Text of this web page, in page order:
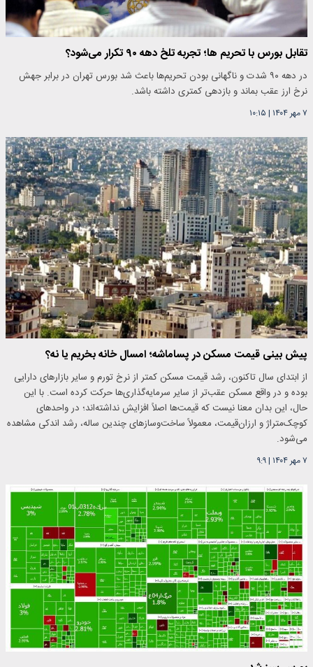
تقابل بورس با تحریم ها؛ تجربه تلخ دهه ۹۰ تکرار می‌شود؟
در دهه ۹۰ شدت و ناگهانی بودن تحریم‌ها باعث شد بورس تهران در برابر جهش
نرخ ارز عقب بماند و بازدهی کمتری داشته باشد.
۷ مهر ۱۴۰۴ | ۱۰:۱۵
پیش بینی قیمت مسکن در پساماشه؛ امسال خانه بخریم یا نه؟
از ابتدای سال تاکنون، رشد قیمت مسکن کمتر از نرخ تورم و سایر بازارهای دارایی
بوده و در واقع مسکن عقب‌تر از سایر سرمایه‌گذاری‌ها حرکت کرده است. با این
حال، این بدان معنا نیست که قیمت‌ها اصلاً افزایش نداشته‌اند؛ در واحدهای
کوچک‌متراژ و ارزان‌قیمت، معمولاً ساخت‌وسازهای چندین ساله، رشد اندکی مشاهده
می‌شود.
۷ مهر ۱۴۰۴ |۹:۹